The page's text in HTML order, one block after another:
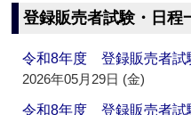
登録販売者試験・日程
令和8年度 登録販売者
2026年05月29日 (金)
令和8年度 登録販売者